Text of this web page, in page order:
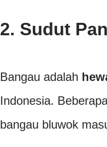
2. Sudut
Bangau adalah
Indonesia.
bangau bluwok